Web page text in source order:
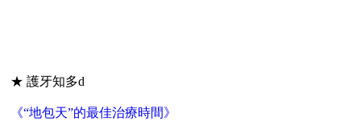
★ 護牙知多d
《“地包天”的最佳治療時間》